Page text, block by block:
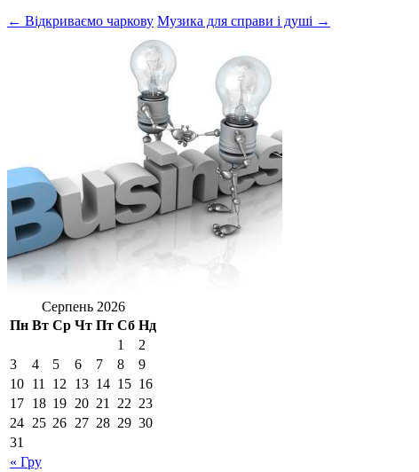
← Відкриваємо чаркову Музика для справи і душі →
Серпень 2026
Пн Вт Ср Чт Пт Сб Нд
« Гру
1
2
3
4 5 6 7 8
9
10 11 12 13 14 15 16
17 18 19 20 21 22 23
24 25 26 27 28 29 30
31